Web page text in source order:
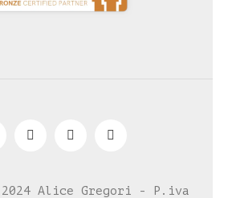
Alice Gregori - P.iva